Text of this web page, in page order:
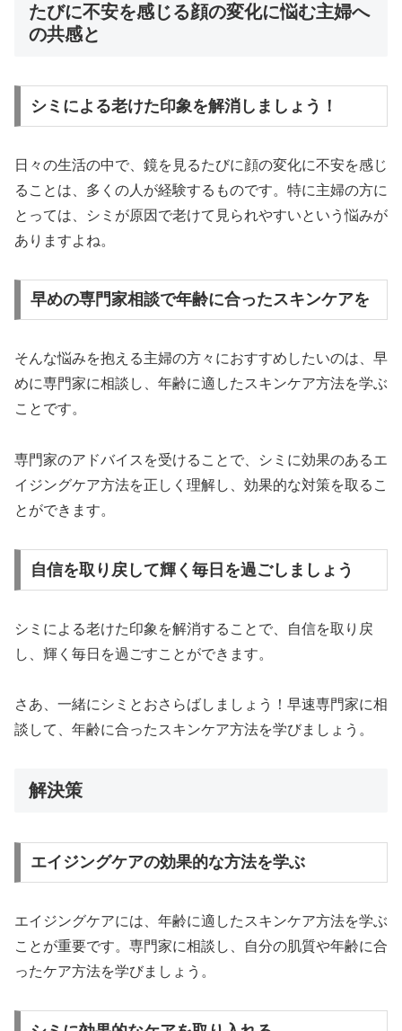
たびに不安を感じる顔の変化に悩む主婦へ
の共感と
シミによる老けた印象を解消しましょう！
日々の生活の中で、鏡を見るたびに顔の変化に不安を感じ
ることは、多くの人が経験するものです。特に主婦の方に
とっては、シミが原因で老けて見られやすいという悩みが
ありますよね。
早めの専門家相談で年齢に合ったスキンケアを
そんな悩みを抱える主婦の方々におすすめしたいのは、早
めに専門家に相談し、年齢に適したスキンケア方法を学ぶ
ことです。
専門家のアドバイスを受けることで、シミに効果のあるエ
イジングケア方法を正しく理解し、効果的な対策を取るこ
とができます。
自信を取り戻して輝く毎日を過ごしましょう
シミによる老けた印象を解消することで、自信を取り戻
し、輝く毎日を過ごすことができます。
さあ、一緒にシミとおさらばしましょう！早速専門家に相
談して、年齢に合ったスキンケア方法を学びましょう。
解決策
エイジングケアの効果的な方法を学ぶ
エイジングケアには、年齢に適したスキンケア方法を学ぶ
ことが重要です。専門家に相談し、自分の肌質や年齢に合
ったケア方法を学びましょう。